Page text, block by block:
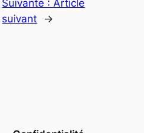
Suivante :Article
suivant
→